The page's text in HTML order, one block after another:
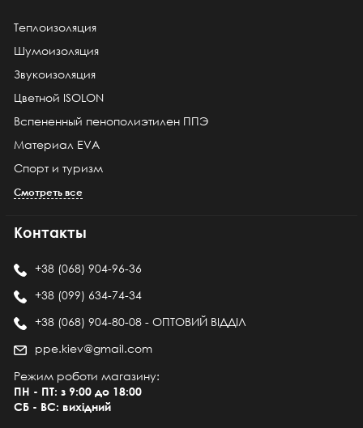
Теплоизоляция
Шумоизоляция
Звукоизоляция
Цветной ISOLON
Вспененный пенополиэтилен ППЭ
Материал EVA
Спорт и туризм
Смотреть все
Контакты
+38 (068) 904-96-36
+38 (099) 634-74-34
+38 (068) 904-80-08 - ОПТОВИЙ ВІДДІЛ
ppe.kiev@gmail.com
Режим роботи магазину:
ПН - ПТ: з 9:00 до 18:00
СБ - ВС: вихідний